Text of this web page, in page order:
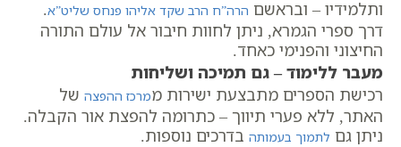
ותלמידיו – ובראשם הרה”ח הרב שקד אליהו פנחס שליט”א.
דרך ספרי הגמרא, ניתן לחוות חיבור אל עולם התורה
החיצוני והפנימי כאחד.
מעבר ללימוד – גם תמיכה ושליחות
רכישת הספרים מתבצעת ישירות ממרכז ההפצה של
האתר, ללא פערי תיווך – כתרומה להפצת אור הקבלה.
ניתן גם לתמוך בעמותה בדרכים נוספות.